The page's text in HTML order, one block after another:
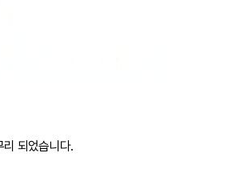
리 되었습니다.